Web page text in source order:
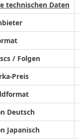
technischen Daten
/ Folgen
Preis
Deutsch
Japanisch